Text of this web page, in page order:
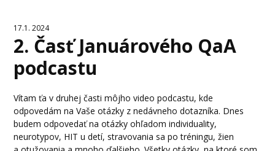
17.1. 2024
2. Časť Januárového QaA
podcastu
Vítam ťa v druhej časti môjho video podcastu, kde
odpovedám na Vaše otázky z nedávneho dotazníka. Dnes
budem odpovedať na otázky ohľadom individuality,
neurotypov, HIT u detí, stravovania sa po tréningu, žien